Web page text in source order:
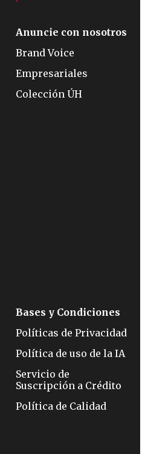
Anuncie con nosotros
Brand Voice
Empresariales
Colección ÚH
Bases y Condiciones
Políticas de Privacidad
Política de uso de la IA
Servicio de
Suscripción a Crédito
Política de Calidad